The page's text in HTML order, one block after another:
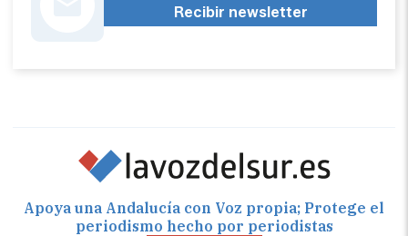
Recibir newsletter
Apoya una Andalucía con Voz propia; Protege el
periodismo hecho por periodistas